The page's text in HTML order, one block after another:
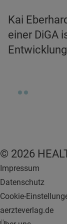
Kai
einer DiGA
© 2026
Impressum
Datenschutz
Cookie-
aerzteverlag.de